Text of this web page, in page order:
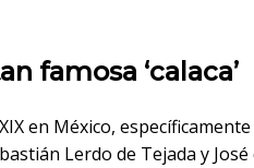
famosa ‘calaca’
en México,
Lerdo de Tejada y